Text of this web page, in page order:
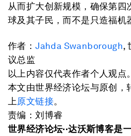
从而扩大创新规模，确保第四
球及其子民，而不是只造福机
作者：Jahda Swanborough,
议总监
以上内容仅代表作者个人观点。
本文由世界经济论坛与原创，
上原文链接。
责编：刘博睿
世界经济论坛··达沃斯博客是